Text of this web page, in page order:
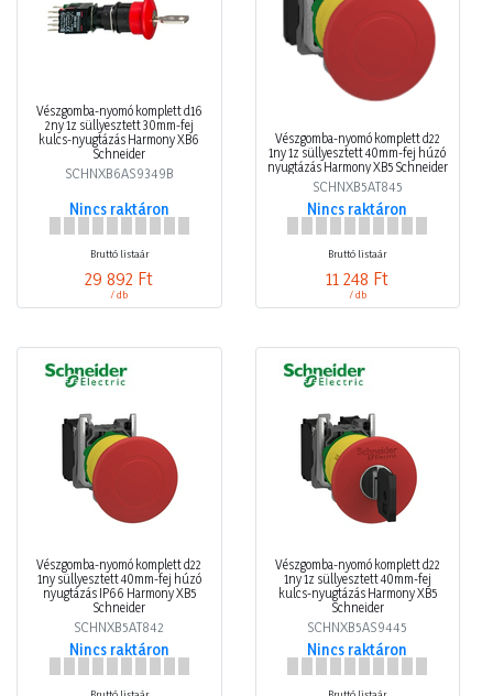
Vészgomba-nyomó komplett d16
2ny 1z süllyesztett 30mm-fej
kulcs-nyugtázás Harmony XB6
Schneider
SCHNXB6AS9349B
Nincs raktáron
Bruttó listaár
29 892 Ft
/ db
Vészgomba-nyomó komplett d22
1ny 1z süllyesztett 40mm-fej húzó
nyugtázás Harmony XB5 Schneider
SCHNXB5AT845
Nincs raktáron
Bruttó listaár
11 248 Ft
/ db
Vészgomba-nyomó komplett d22
1ny süllyesztett 40mm-fej húzó
nyugtázás IP66 Harmony XB5
Schneider
SCHNXB5AT842
Nincs raktáron
Bruttó listaár
Vészgomba-nyomó komplett d22
1ny 1z süllyesztett 40mm-fej
kulcs-nyugtázás Harmony XB5
Schneider
SCHNXB5AS9445
Nincs raktáron
Bruttó listaár